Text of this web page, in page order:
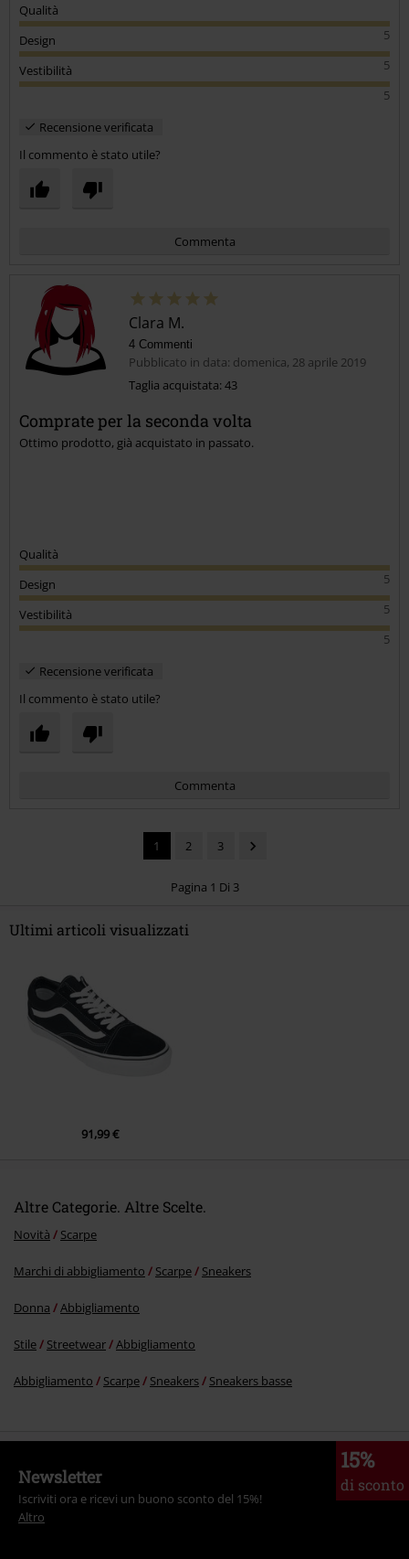
Qualità
5
Design
5
Vestibilità
5
Recensione verificata
Il commento è stato utile?
Commenta
Invia un commento
Clara M.
4 Commenti
Pubblicato in data: domenica, 28 aprile 2019
Taglia acquistata: 43
Comprate per la seconda volta
Ottimo prodotto, già acquistato in passato.
Qualità
5
Design
5
Vestibilità
5
Recensione verificata
Il commento è stato utile?
Commenta
Invia un commento
1 2 3
Pagina 1 Di 3
Ultimi articoli visualizzati
91,99 €
Altre Categorie. Altre Scelte.
Novità Scarpe
Marchi di abbigliamento Scarpe Sneakers
Donna Abbigliamento
Stile Streetwear Abbigliamento
Abbigliamento Scarpe Sneakers Sneakers basse
15%
di sconto
Newsletter
Iscriviti ora e ricevi un buono sconto del 15%!
Altro